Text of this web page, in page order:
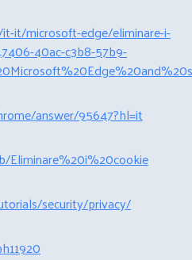
it/microsoft-edge/eliminare-i-
40ac-c3b8-57b9-
answer/95647?hl=it
security/privacy/